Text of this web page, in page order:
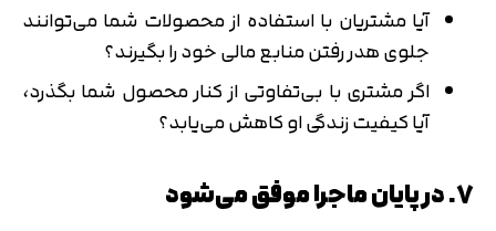
آیا مشتریان با استفاده از محصولات شما می‌توانند
جلوی هدر رفتن منابع مالی خود را بگیرند؟
اگر مشتری با بی‌تفاوتی از کنار محصول شما بگذرد،
آیا کیفیت زندگی او کاهش می‌یابد؟
7. در پایان ماجرا موفق می‌شود